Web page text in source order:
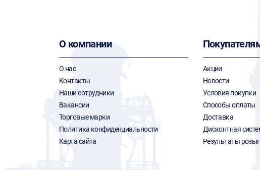
О компании
О нас
Контакты
Наши сотрудники
Вакансии
Торговые марки
Политика конфиденциальности
Карта сайта
Акции
Новости
Условия покупки
Способы оплаты
Доставка
Дисконтная
Результаты